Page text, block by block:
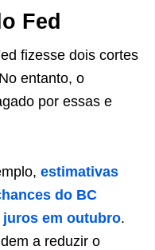
Fed
fizesse dois cortes
entanto, o
por essas e
estimativas
do BC
juros em outubro.
a reduzir o